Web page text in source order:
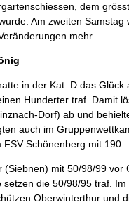
dem
Am zweiten Samstag
mehr.
in der Kat. D das Glück
Hunderter traf. Damit
Dorf) ab und
auch im
Schönenberg mit 190.
(Siebnen) mit 50/98/99 vor
die 50/98/95 traf. Im
Oberwinterthur und